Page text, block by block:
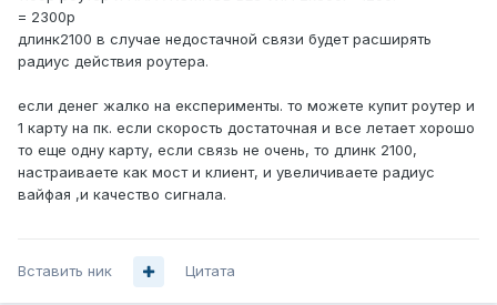
= 2300р
длинк2100 в случае недостачной связи будет расширять
радиус действия роутера.
если денег жалко на експерименты. то можете купит роутер и
1 карту на пк. если скорость достаточная и все летает хорошо
то еще одну карту, если связь не очень, то длинк 2100,
настраиваете как мост и клиент, и увеличиваете радиус
вайфая ,и качество сигнала.
Вставить ник Цитата